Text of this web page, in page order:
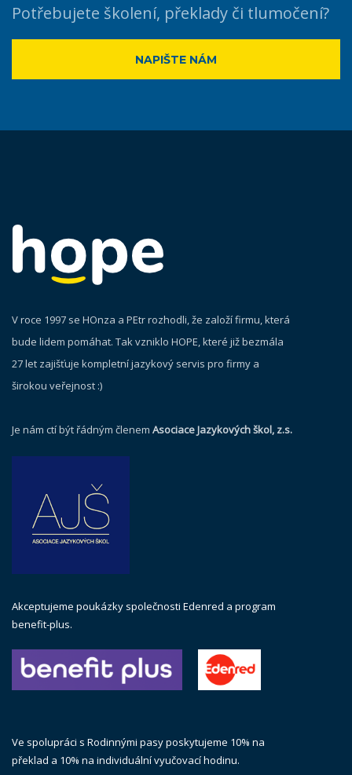
Potřebujete školení, překlady či tlumočení?
NAPIŠTE NÁM
V roce 1997 se HOnza a PEtr rozhodli, že založí firmu, která
bude lidem pomáhat. Tak vzniklo HOPE, které již bezmála
27 let zajišťuje kompletní jazykový servis pro firmy a
širokou veřejnost :)
Je nám ctí být řádným členem Asociace Jazykových škol, z.s.
Akceptujeme poukázky společnosti Edenred a program
benefit-plus.
Ve spolupráci s Rodinnými pasy poskytujeme 10% na
překlad a 10% na individuální vyučovací hodinu.